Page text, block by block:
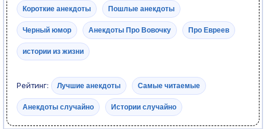
Короткие анекдоты Пошлые анекдоты
Черный юмор Анекдоты Про Вовочку Про Евреев
истории из жизни
Рейтинг: Лучшие анекдоты Самые читаемые
Анекдоты случайно Истории случайно